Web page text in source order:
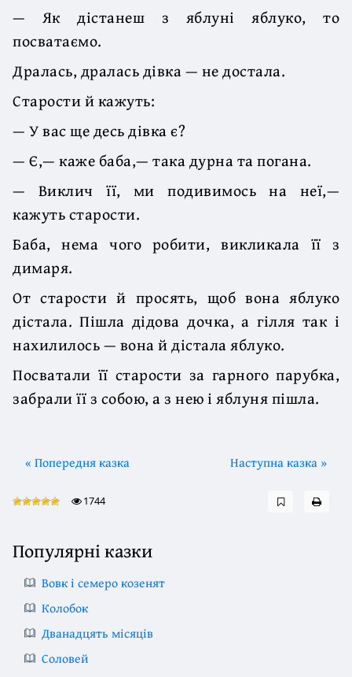
— Як дістанеш з яблуні яблуко, то
посватаємо.
Дралась, дралась дівка — не достала.
Старости й кажуть:
— У вас ще десь дівка є?
— Є,— каже баба,— така дурна та погана.
— Виклич її, ми подивимось на неї,—
кажуть старости.
Баба, нема чого робити, викликала її з
димаря.
От старости й просять, щоб вона яблуко
дістала. Пішла дідова дочка, а гілля так і
нахилилось — вона й дістала яблуко.
Посватали її старости за гарного парубка,
забрали її з собою, а з нею і яблуня пішла.
« Попередня казка Наступна казка »
1744
Популярні казки
Вовк і семеро козенят
Колобок
Дванадцять місяців
Соловей